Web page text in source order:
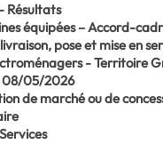
Résultats
équipées – Accord-
pose et mise en
- Territoire
08/05/2026
de marché ou de
Services